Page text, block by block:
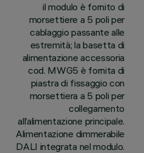
il modulo è fornito di
morsettiere a 5 poli per
cablaggio passante alle
estremità; la basetta di
alimentazione accessoria
cod. MWG5 è fornita di
piastra di fissaggio con
morsettiera a 5 poli per
collegamento
all’alimentazione principale.
Alimentazione dimmerabile
DALI integrata nel modulo.